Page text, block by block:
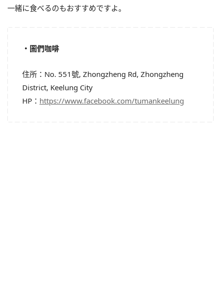
一緒に食べるのもおすすめですよ。
・圖們咖啡
住所：No. 551號, Zhongzheng Rd, Zhongzheng
District, Keelung City
HP： https://www.facebook.com/tumankeelung